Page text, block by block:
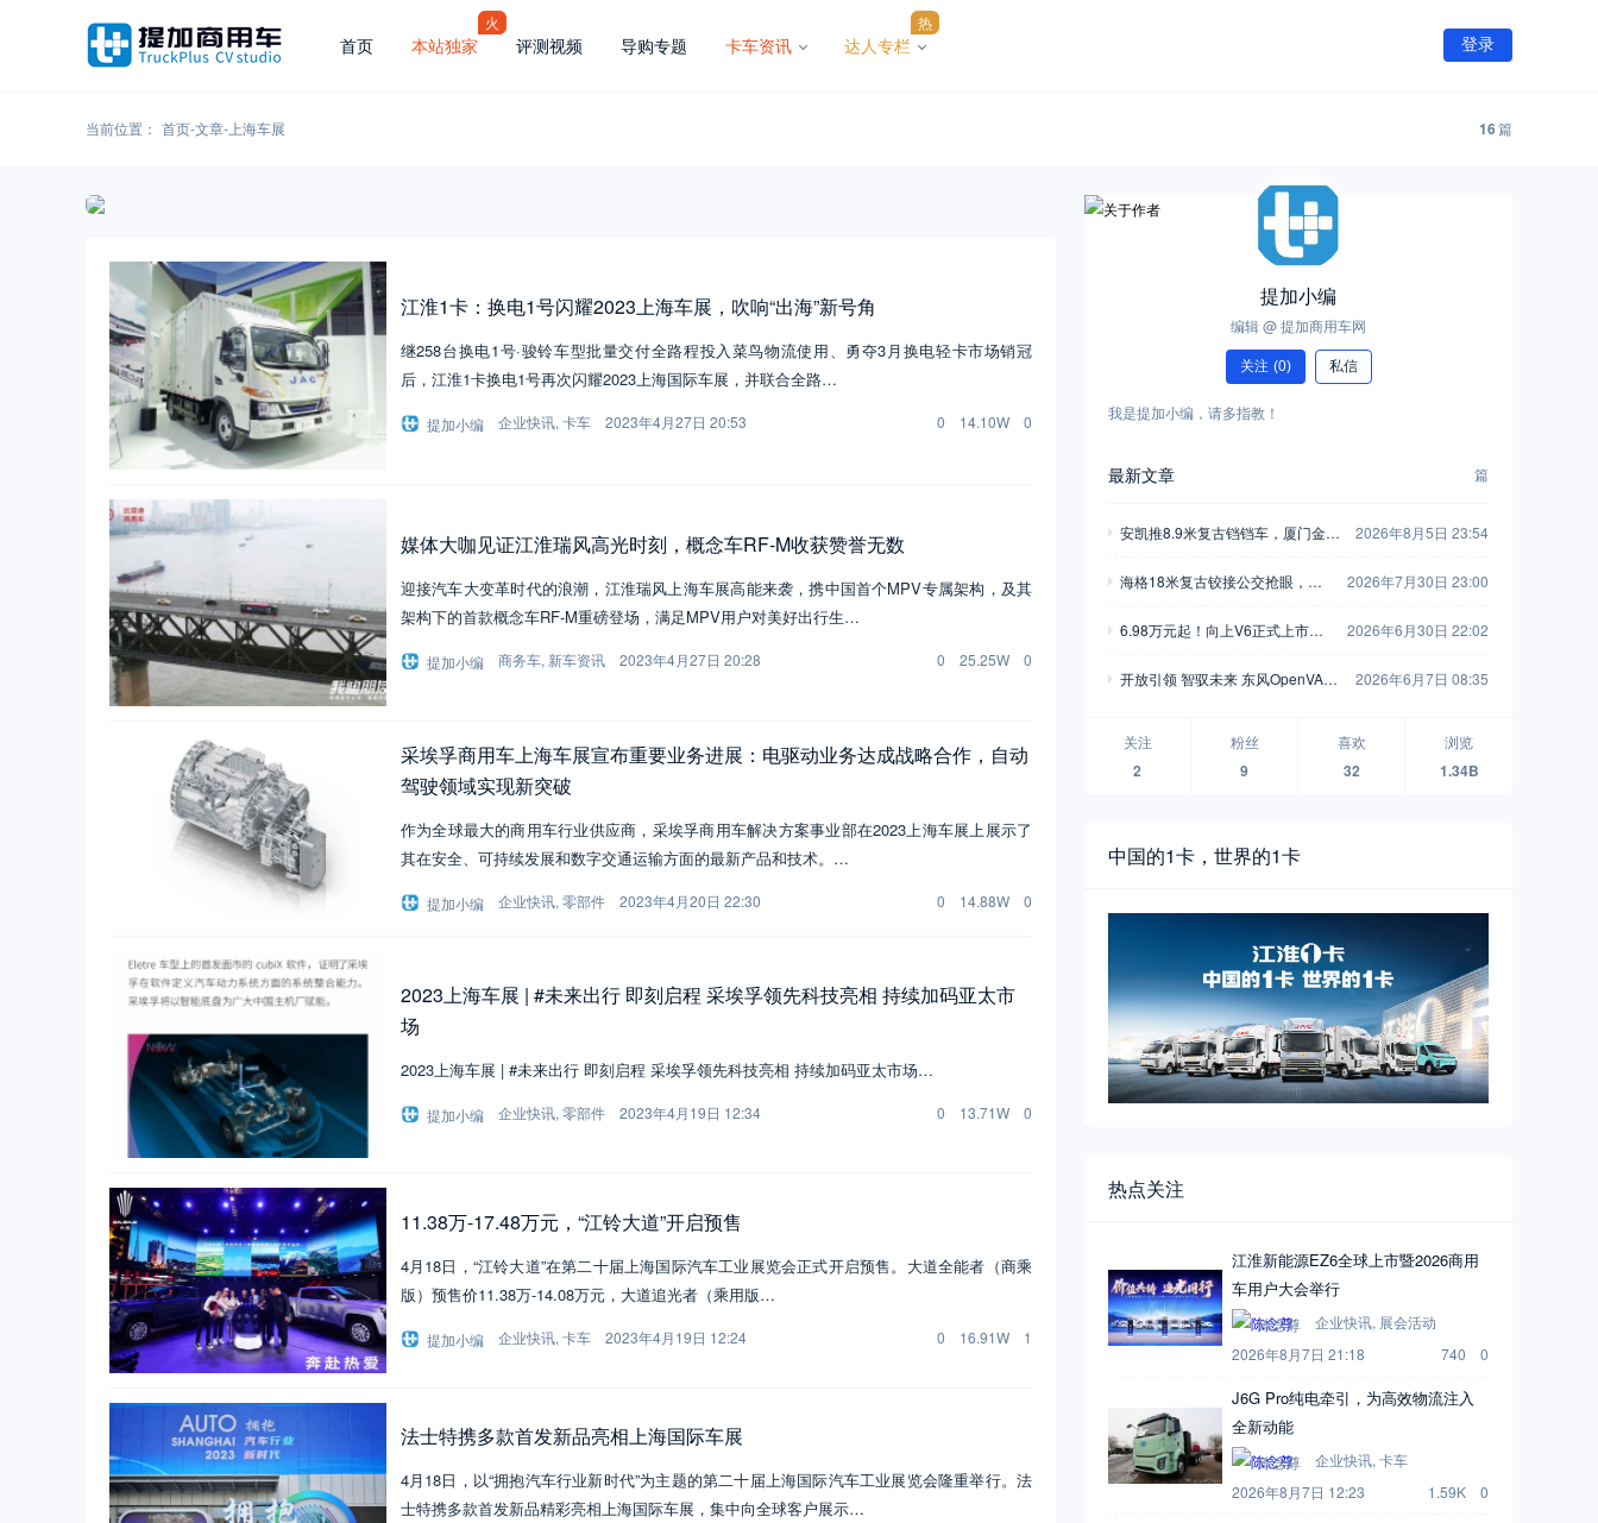
首页 本站独家
火
评测视频 导购专题 卡车资讯 达人专栏
热
登录
当前位置： 首页-文章- 上海车展 16篇
江淮1卡：换电1号闪耀2023上海车展，吹响“出海”新号角
继258台换电1号·骏铃车型批量交付全路程投入菜鸟物流使用、勇夺3月换电轻卡市场销冠
后，江淮1卡换电1号再次闪耀2023上海国际车展，并联合全路…
提加小编 企业快讯, 卡车 2023年4月27日 20:53 0 14.10W 0
媒体大咖见证江淮瑞风高光时刻，概念车RF-M收获赞誉无数
迎接汽车大变革时代的浪潮，江淮瑞风上海车展高能来袭，携中国首个MPV专属架构，及其
架构下的首款概念车RF-M重磅登场，满足MPV用户对美好出行生…
提加小编 商务车, 新车资讯 2023年4月27日 20:28 0 25.25W 0
采埃孚商用车上海车展宣布重要业务进展：电驱动业务达成战略合作，自动
驾驶领域实现新突破
作为全球最大的商用车行业供应商，采埃孚商用车解决方案事业部在2023上海车展上展示了
其在安全、可持续发展和数字交通运输方面的最新产品和技术。…
提加小编 企业快讯, 零部件 2023年4月20日 22:30 0 14.88W 0
2023上海车展 | #未来出行 即刻启程 采埃孚领先科技亮相 持续加码亚太市
场
2023上海车展 | #未来出行 即刻启程 采埃孚领先科技亮相 持续加码亚太市场…
提加小编 企业快讯, 零部件 2023年4月19日 12:34 0 13.71W 0
11.38万-17.48万元，“江铃大道”开启预售
4月18日，“江铃大道”在第二十届上海国际汽车工业展览会正式开启预售。大道全能者（商乘
版）预售价11.38万-14.08万元，大道追光者（乘用版…
提加小编 企业快讯, 卡车 2023年4月19日 12:24 0 16.91W 1
法士特携多款首发新品亮相上海国际车展
4月18日，以“拥抱汽车行业新时代”为主题的第二十届上海国际汽车工业展览会隆重举行。法
士特携多款首发新品精彩亮相上海国际车展，集中向全球客户展示…
提加小编
编辑 @ 提加商用车网
关注 (0) 私信
我是提加小编，请多指教！
最新文章 篇
安凯推8.9米复古铛铛车，厦门金龙
9批新产品公示之M类客车篇（中）
2026年8月5日 23:54
海格18米复古铰接公交抢眼，大
8-409批新产品公示之M类客车篇
2026年7月30日 23:00
6.98万元起！向上V6正式上市，
新标杆
2026年6月30日 22:02
开放引领 智驭未来 东风OpenVAN
2026年6月7日 08:35
关注
2
粉丝
9
喜欢
32
浏览
1.34B
中国的1卡，世界的1卡
热点关注
江淮新能源EZ6全球上市暨2026商用
车用户大会举行
陈念尊 企业快讯, 展会活动
2026年8月7日 21:18
740 0
J6G Pro纯电牵引，为高效物流注入
全新动能
陈念尊 企业快讯, 卡车
2026年8月7日 12:23
1.59K 0